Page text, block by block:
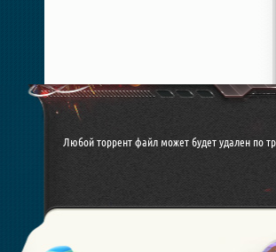
Любой торрент файл может будет удален по